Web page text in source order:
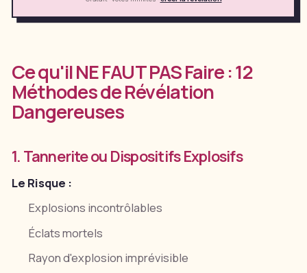
Ce qu'il NE FAUT PAS Faire : 12
Méthodes de Révélation
Dangereuses
1. Tannerite ou Dispositifs Explosifs
Le Risque :
Explosions incontrôlables
Éclats mortels
Rayon d'explosion imprévisible